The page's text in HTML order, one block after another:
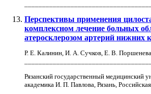
Перспективы применения
комплексном лечение больных
атеросклерозом артерий нижних
Р. Е. Калинин, И. А. Сучков, Е. В.
Рязанский государственный медицинский
академика И. П. Павлова, Рязань,